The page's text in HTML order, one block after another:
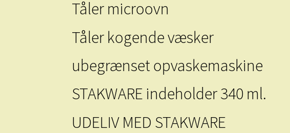
Tåler microovn
Tåler kogende væsker
ubegrænset opvaskemaskine
STAKWARE indeholder 340 ml.
UDELIV MED STAKWARE